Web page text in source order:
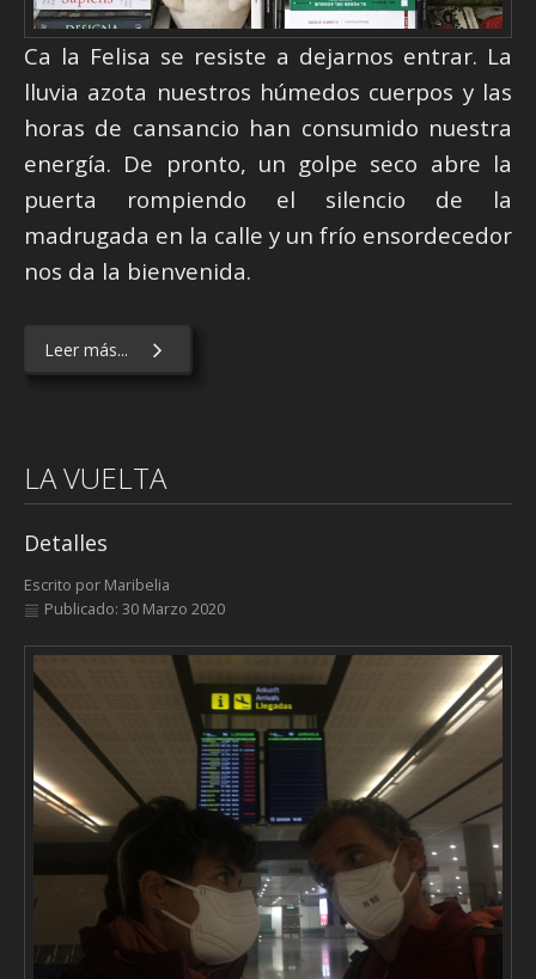
Ca la Felisa se resiste a dejarnos entrar. La
lluvia azota nuestros húmedos cuerpos y las
horas de cansancio han consumido nuestra
energía. De pronto, un golpe seco abre la
puerta rompiendo el silencio de la
madrugada en la calle y un frío ensordecedor
nos da la bienvenida.
Leer más...
LA VUELTA
Detalles
Escrito por Maribelia
Publicado: 30 Marzo 2020